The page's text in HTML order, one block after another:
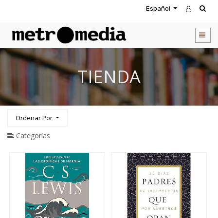
Español
TIENDA
Ordenar Por
Categorías
PRODUCTOS
Novedades
Agendas
Accesorios
Descuentos
Rompecabezas
Calendarios